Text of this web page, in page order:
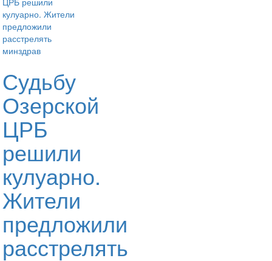
Судьбу
Озерской
ЦРБ
решили
кулуарно.
Жители
предложили
расстрелять